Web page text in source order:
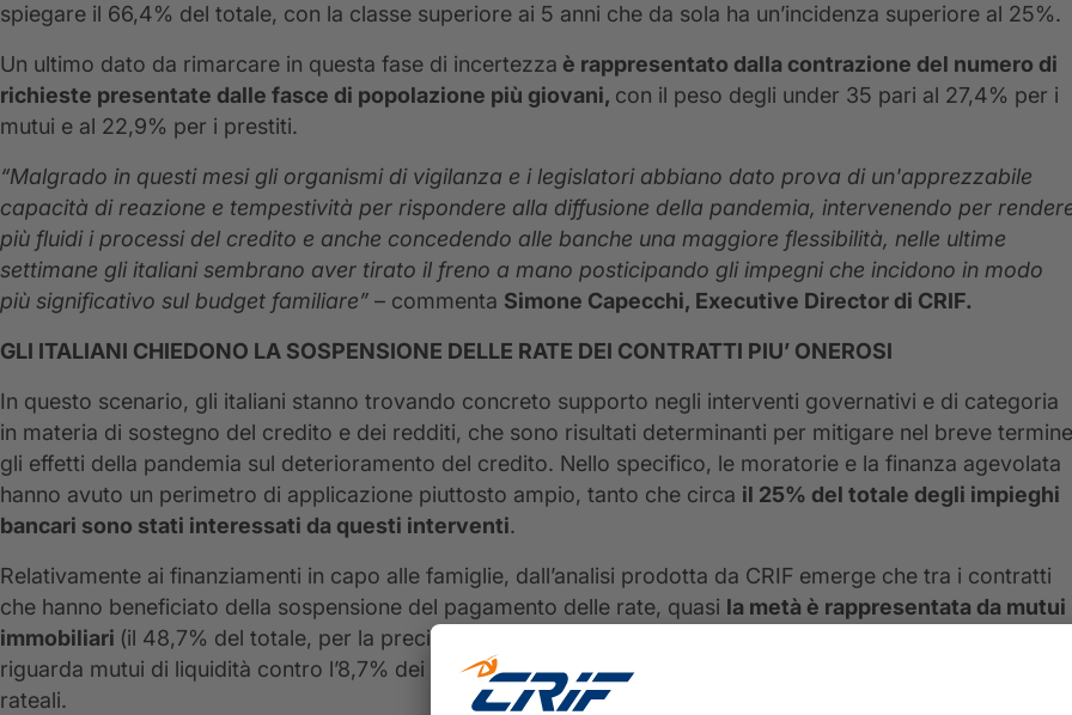
spiegare il 66,4% del totale, con la classe superiore ai 5 anni che da sola ha un’incidenza superiore al 25%.
Un ultimo dato da rimarcare in questa fase di incertezza è rappresentato dalla contrazione del numero di
richieste presentate dalle fasce di popolazione più giovani, con il peso degli under 35 pari al 27,4% per i
mutui e al 22,9% per i prestiti.
“Malgrado in questi mesi gli organismi di vigilanza e i legislatori abbiano dato prova di un'apprezzabile
capacità di reazione e tempestività per rispondere alla diffusione della pandemia, intervenendo per
più fluidi i processi del credito e anche concedendo alle banche una maggiore flessibilità, nelle ultime
settimane gli italiani sembrano aver tirato il freno a mano posticipando gli impegni che incidono in modo
più significativo sul budget familiare” – commenta Simone Capecchi, Executive Director di CRIF.
GLI ITALIANI CHIEDONO LA SOSPENSIONE DELLE RATE DEI CONTRATTI PIU’ ONEROSI
In questo scenario, gli italiani stanno trovando concreto supporto negli interventi governativi e di categoria
in materia di sostegno del credito e dei redditi, che sono risultati determinanti per mitigare nel breve termine
gli effetti della pandemia sul deterioramento del credito. Nello specifico, le moratorie e la finanza agevolata
hanno avuto un perimetro di applicazione piuttosto ampio, tanto che circa il 25% del totale degli impieghi
bancari sono stati interessati da questi interventi.
Relativamente ai finanziamenti in capo alle famiglie, dall’analisi prodotta da CRIF emerge che tra i contratti
che hanno beneficiato della sospensione del pagamento delle rate, quasi la metà è rappresentata da mutui
immobiliari (il 48,7% del totale, per la precisione). A seguire, il 14,2% delle moratorie ottenute dalle famiglie
riguarda mutui di liquidità contro l’8,7% dei prestiti finalizzati e il 5,7% dei contratti di leasing e altri prodotti
rateali.